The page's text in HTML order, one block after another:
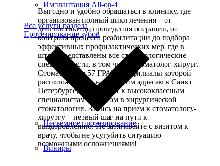
Имплантация All-on-4
Все услуги раздела
Протезирование зубов
Несъемное протезирование
Виниры
Выгодно и удобно обращаться в клинику, где
организован полный цикл лечения – от
диагностики до проведения операции, от
контроля процесса реабилитации до подбора
эффективных профилактических мер, где в
штате представлены все стоматологические
специальности, в том числе стоматолог-хирург.
Стоматология 57 ГРАНЕЙ, филиалы которой
расположены по нескольким адресам в Санкт-
Петербурге, приглашает к высококлассным
специалистам с опытом в хирургической
стоматологии. Запись на прием к стоматологу-
хирургу – первый шаг на пути к
выздоровлению. Не затягивайте с визитом к
врачу, чтобы не усугубить ситуацию
возможными осложнениями!